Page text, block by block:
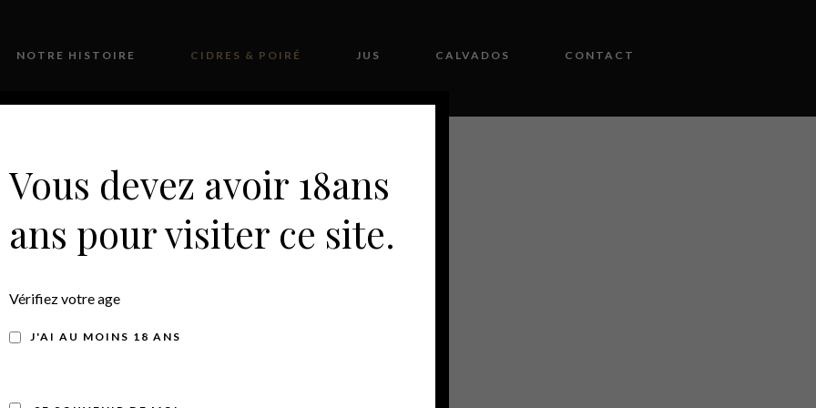
NOTRE HISTOIRE CIDRES & POIRÉ JUS CALVADOS CONTACT
CIDRES ET POIRÉ
Vous devez avoir 18ans
ans pour visiter ce site.
Vérifiez votre age
J'AI AU MOINS 18 ANS